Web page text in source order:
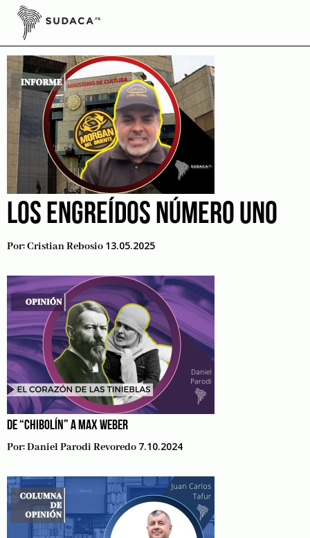
Skip
contentandres hurtado
LOS ENGREÍDOS NÚMERO UNO
Por:Cristian Rebosio 13.05.2025
DE “CHIBOLÍN” A MAX WEBER
Por:Daniel Parodi Revoredo 7.10.2024